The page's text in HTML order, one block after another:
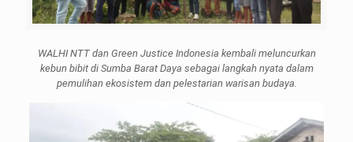
WALHI NTT dan Green Justice Indonesia kembali meluncurkan
kebun bibit di Sumba Barat Daya sebagai langkah nyata dalam
pemulihan ekosistem dan pelestarian warisan budaya.